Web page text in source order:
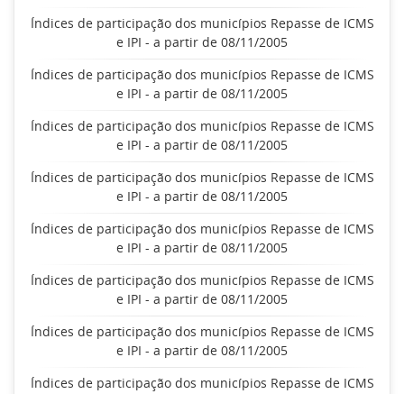
Índices de participação dos municípios Repasse de ICMS
e IPI - a partir de 08/11/2005
Índices de participação dos municípios Repasse de ICMS
e IPI - a partir de 08/11/2005
Índices de participação dos municípios Repasse de ICMS
e IPI - a partir de 08/11/2005
Índices de participação dos municípios Repasse de ICMS
e IPI - a partir de 08/11/2005
Índices de participação dos municípios Repasse de ICMS
e IPI - a partir de 08/11/2005
Índices de participação dos municípios Repasse de ICMS
e IPI - a partir de 08/11/2005
Índices de participação dos municípios Repasse de ICMS
e IPI - a partir de 08/11/2005
Índices de participação dos municípios Repasse de ICMS